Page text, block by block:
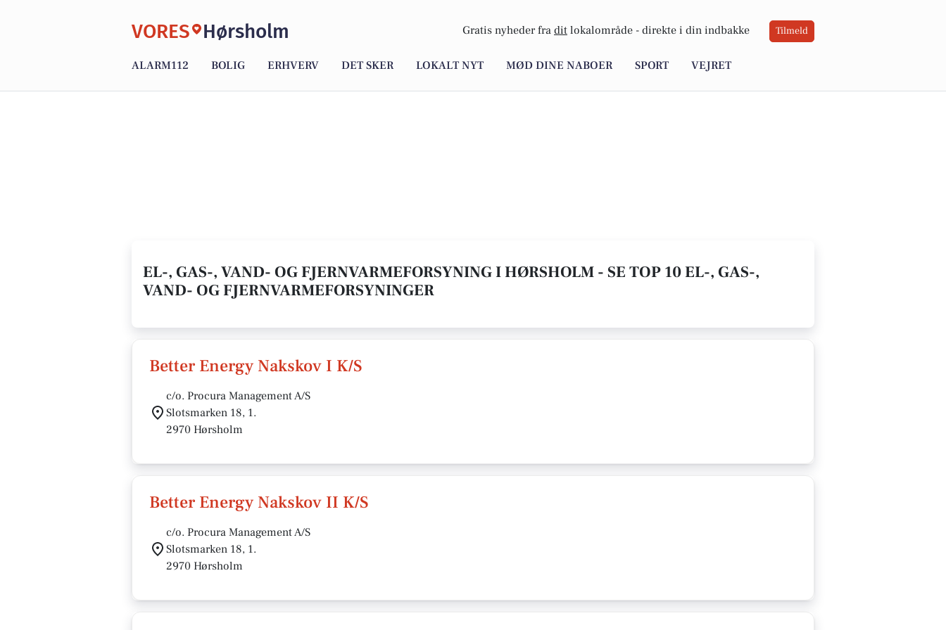
VORES Hørsholm Gratis nyheder fra dit lokalområde - direkte i din indbakke Tilmeld
ALARM112 BOLIG ERHVERV DET SKER LOKALT NYT MØD DINE NABOER SPORT VEJRET
EL-, GAS-, VAND- OG FJERNVARMEFORSYNING I HØRSHOLM - SE TOP 10 EL-, GAS-,
VAND- OG FJERNVARMEFORSYNINGER
Better Energy Nakskov I K/S
c/o. Procura Management A/S
Slotsmarken 18, 1.
2970 Hørsholm
Better Energy Nakskov II K/S
c/o. Procura Management A/S
Slotsmarken 18, 1.
2970 Hørsholm